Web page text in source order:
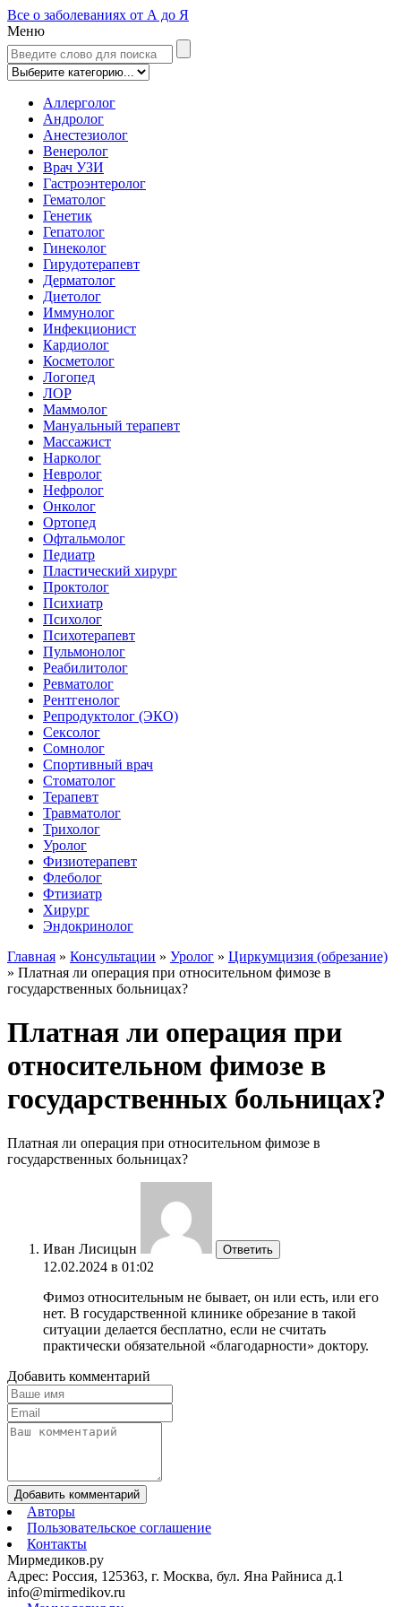
Все о заболеваниях от А до Я
Меню
Аллерголог
Андролог
Анестезиолог
Венеролог
Врач УЗИ
Гастроэнтеролог
Гематолог
Генетик
Гепатолог
Гинеколог
Гирудотерапевт
Дерматолог
Диетолог
Иммунолог
Инфекционист
Кардиолог
Косметолог
Логопед
ЛОР
Маммолог
Мануальный терапевт
Массажист
Нарколог
Невролог
Нефролог
Онколог
Ортопед
Офтальмолог
Педиатр
Пластический хирург
Проктолог
Психиатр
Психолог
Психотерапевт
Пульмонолог
Реабилитолог
Ревматолог
Рентгенолог
Репродуктолог (ЭКО)
Сексолог
Сомнолог
Спортивный врач
Стоматолог
Терапевт
Травматолог
Трихолог
Уролог
Физиотерапевт
Флеболог
Фтизиатр
Хирург
Эндокринолог
Главная » Консультации » Уролог » Циркумцизия (обрезание)
» Платная ли операция при относительном фимозе в
государственных больницах?
Платная ли операция при
относительном фимозе в
государственных больницах?
Платная ли операция при относительном фимозе в
государственных больницах?
Иван Лисицын Ответить
12.02.2024 в 01:02
Фимоз относительным не бывает, он или есть, или его
нет. В государственной клинике обрезание в такой
ситуации делается бесплатно, если не считать
практически обязательной «благодарности» доктору.
Добавить комментарий
Добавить комментарий
Авторы
Пользовательское соглашение
Контакты
Мирмедиков.ру
Адрес: Россия, 125363, г. Москва, бул. Яна Райниса д.1
info@mirmedikov.ru